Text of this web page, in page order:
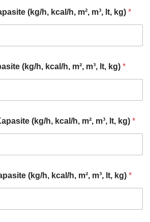
(kg/h, kcal/h, m², m³, lt, kg) *
(kg/h, kcal/h, m², m³, lt, kg) *
(kg/h, kcal/h, m², m³, lt, kg) *
(kg/h, kcal/h, m², m³, lt, kg) *